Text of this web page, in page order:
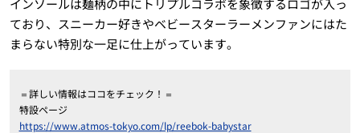
ており、スニーカー好きやベビースターラーメンファンにはた
まらない特別な一足に仕上がっています。
＝詳しい情報はココをチェック！＝
特設ページ
https://www.atmos-tokyo.com/lp/reebok-babystar